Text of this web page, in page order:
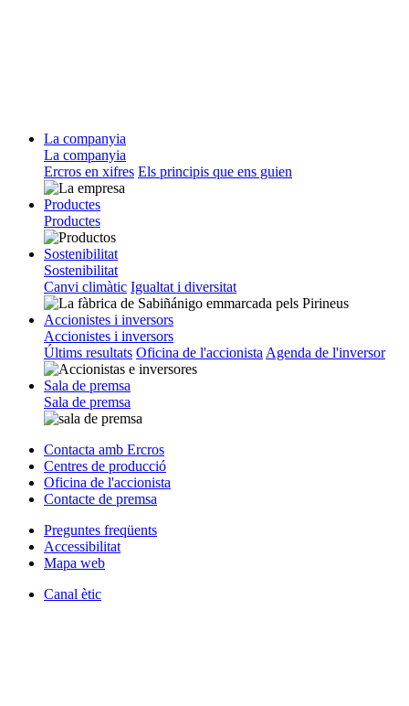
La companyia
La companyia
Ercros en xifres Els principis que ens guien
Productes
Productes
Sostenibilitat
Sostenibilitat
Canvi climàtic Igualtat i diversitat
Accionistes i inversors
Accionistes i inversors
Últims resultats Oficina de l'accionista Agenda de l'inversor
Sala de premsa
Sala de premsa
Contacta amb Ercros
Centres de producció
Oficina de l'accionista
Contacte de premsa
Preguntes freqüents
Accessibilitat
Mapa web
Canal ètic